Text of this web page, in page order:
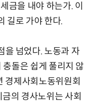
금을 내야 하는가. 이
길로 가야 한다.
을 넘었다. 노동과 자
충돌은 쉽게 풀리지 않
경제사회노동위원회
의 경사노위는 사회